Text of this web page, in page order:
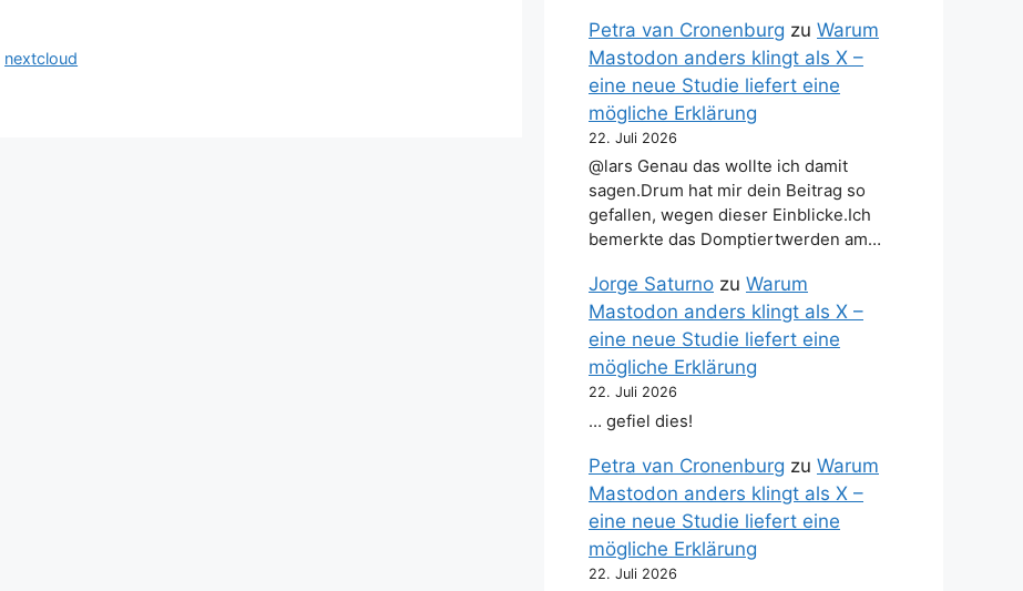
nextcloud
Petra van Cronenburg zu Warum
Mastodon anders klingt als X –
eine neue Studie liefert eine
mögliche Erklärung
22. Juli 2026
@lars Genau das wollte ich damit
sagen.Drum hat mir dein Beitrag so
gefallen, wegen dieser Einblicke.Ich
bemerkte das Domptiertwerden am…
Jorge Saturno zu Warum
Mastodon anders klingt als X –
eine neue Studie liefert eine
mögliche Erklärung
22. Juli 2026
… gefiel dies!
Petra van Cronenburg zu Warum
Mastodon anders klingt als X –
eine neue Studie liefert eine
mögliche Erklärung
22. Juli 2026